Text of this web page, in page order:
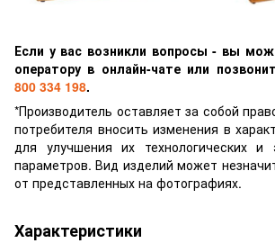
Если у вас возникли вопросы - вы
оператору в онлайн-чате или
800 334 198.
*Производитель оставляет за собой
потребителя вносить изменения в
для улучшения их технологических и
параметров. Вид изделий может
от представленных на фотографиях.
Характеристики